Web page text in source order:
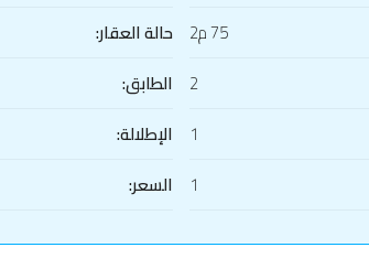
75 م2
2
1
1
حالة العقار:
الطابق:
الإطلالة:
السعر: